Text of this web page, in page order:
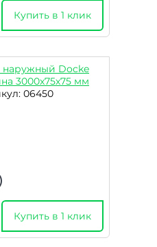
Купить в 1 клик
наружный Docke
3000х75х75 мм
06450
Купить в 1 клик